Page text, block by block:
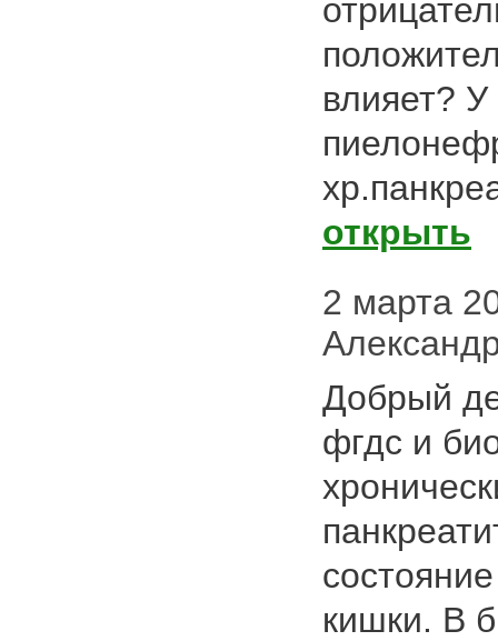
влияет?
открыть
2 марта
Добрый
фгдс и
кишки. В